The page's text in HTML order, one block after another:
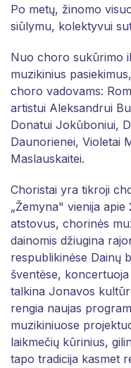
Po metų, žinomo
siūlymu, kolektyvui
Nuo choro sukūrimo
muzikinius
choro vadovams:
artistui Aleksandrui
Donatui Jokūboniui,
Daunorienei, Violetai
Maslauskaitei.
Choristai yra tikroji
„Žemyna" vienija
atstovus, chorinės
dainomis džiugina
respublikinėse Dainų
šventėse,
talkina Jonavos
rengia naujas
muzikiniuose
laikmečių kūrinius,
tapo tradicija kasmet